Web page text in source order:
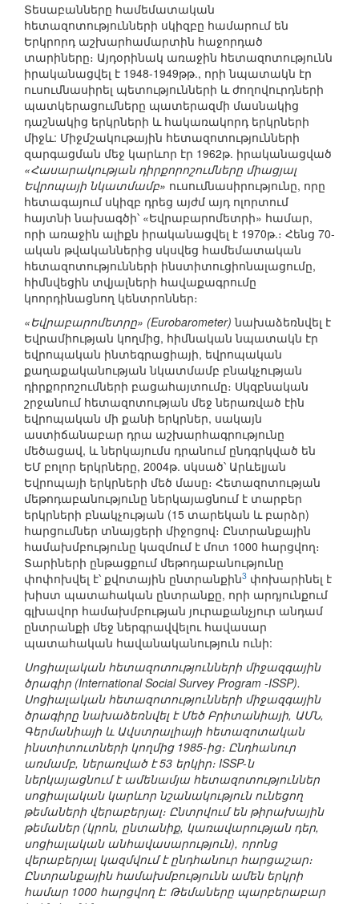
Տեսաբանները համեմատական
հետազոտությունների սկիզբը համարում են
Երկրորդ աշխարհամարտին հաջորդած
տարիները։ Այդօրինակ առաջին հետազոտությունն
իրականացվել է 1948-1949թթ., որի նպատակն էր
ուսումնասիրել պետությունների և ժողովուրդների
պատկերացումները պատերազմի մասնակից
դաշնակից երկրների և հակառակորդ երկրների
միջև: Միջմշակութային հետազոտությունների
զարգացման մեջ կարևոր էր 1962թ. իրականացված
«Հասարակության դիրքորոշումները միացյալ
Եվրոպայի նկատմամբ» ուսումնասիրությունը, որը
հետագայում սկիզբ դրեց այժմ այդ ոլորտում
հայտնի նախագծի՝ «Եվրաբարոմետրի» համար,
որի առաջին ալիքն իրականացվել է 1970թ.։ Հենց 70-
ական թվականներից սկսվեց համեմատական
հետազոտությունների ինստիտուցիոնալացումը,
հիմնվեցին տվյալների հավաքագրումը
կոորդինացնող կենտրոններ։
«Եվրաբարոմետրը» (Eurobarometer) նախաձեռնվել է
Եվրամիության կողմից, հիմնական նպատակն էր
եվրոպական ինտեգրացիայի, եվրոպական
քաղաքականության նկատմամբ բնակչության
դիրքորոշումների բացահայտումը։ Սկզբնական
շրջանում հետազոտության մեջ ներառված էին
եվրոպական մի քանի երկրներ, սակայն
աստիճանաբար դրա աշխարհագրությունը
մեծացավ, և ներկայումս դրանում ընդգրկված են
ԵՄ բոլոր երկրները, 2004թ. սկսած՝ Արևելյան
Եվրոպայի երկրների մեծ մասը։ Հետազոտության
մեթոդաբանությունը ներկայացնում է տարբեր
երկրների բնակչության (15 տարեկան և բարձր)
հարցումներ տնայցերի միջոցով։ Ընտրանքային
համախմբությունը կազմում է մոտ 1000 հարցվող։
Տարիների ընթացքում մեթոդաբանությունը
փոփոխվել է՝ քվոտային ընտրանքին3 փոխարինել է
խիստ պատահական ընտրանքը, որի արդյունքում
գլխավոր համախմբության յուրաքանչյուր անդամ
ընտրանքի մեջ ներգրավվելու հավասար
պատահական հավանականություն ունի:
Սոցիալական հետազոտությունների միջազգային
ծրագիր (International Social Survey Program -ISSP).
Սոցիալական հետազոտությունների միջազգային
ծրագիրը նախաձեռնվել է Մեծ Բրիտանիայի, ԱՄՆ,
Գերմանիայի և Ավստրալիայի հետազոտական
ինստիտուտների կողմից 1985-ից։ Ընդհանուր
առմամբ, ներառված է 53 երկիր։ ISSP-ն
ներկայացնում է ամենամյա հետազոտություններ
սոցիալական կարևոր նշանակություն ունեցող
թեմաների վերաբերյալ։ Ընտրվում են թիրախային
թեմաներ (կրոն, ընտանիք, կառավարության դեր,
սոցիալական անհավասարություն), որոնց
վերաբերյալ կազմվում է ընդհանուր հարցաշար։
Ընտրանքային համախմբությունն ամեն երկրի
համար 1000 հարցվող է: Թեմաները պարբերաբար